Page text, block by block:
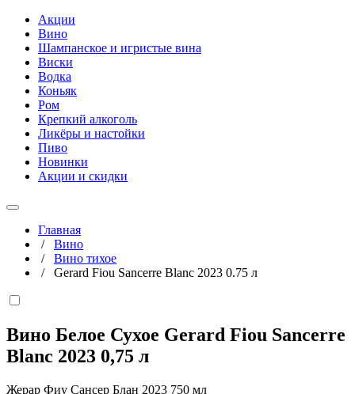
Акции
Вино
Шампанское и игристые вина
Виски
Водка
Коньяк
Ром
Крепкий алкоголь
Ликёры и настойки
Пиво
Новинки
Акции и скидки
Главная
/ Вино
/ Вино тихое
/ Gerard Fiou Sancerre Blanc 2023 0.75 л
Вино Белое Сухое Gerard Fiou Sancerre
Blanc 2023 0,75 л
Жерар Фиу Сансер Блан 2023 750 мл